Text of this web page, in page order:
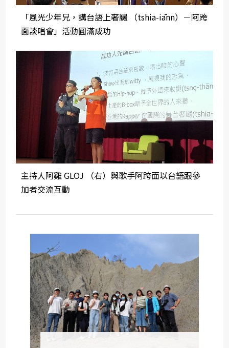
「風光少年兄，講台語上奢颺 （tshia-iānn）－阿跨
面談唱會」活動圓滿成功
主持人阿雞 GLOJ （右）與歌手阿跨面以台語跟參
加者交流互動